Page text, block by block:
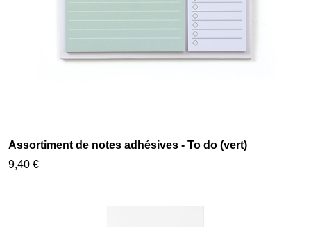
Assortiment de notes adhésives - To do (vert)
9,40 €